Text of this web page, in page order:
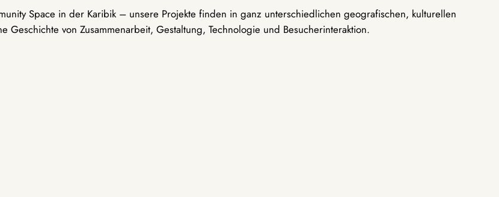
Space in der Karibik – unsere Projekte finden in ganz unterschiedlichen geografischen, kulturellen
Geschichte von Zusammenarbeit, Gestaltung, Technologie und Besucherinteraktion.